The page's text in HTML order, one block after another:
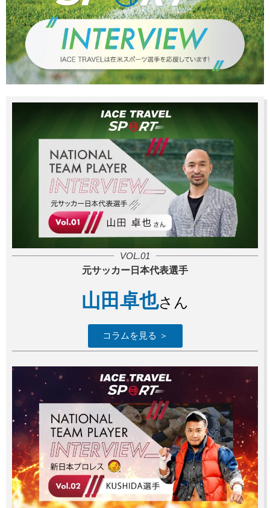
VOL.01
元サッカー日本代表選手
山田卓也さん
コラムを見る ＞